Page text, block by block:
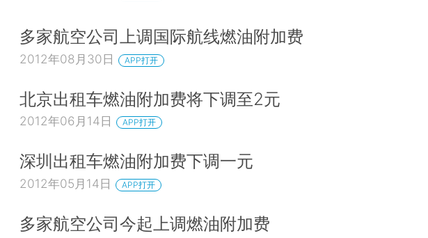
多家航空公司上调国际航线燃油附加费
2012年08月30日 APP打开
北京出租车燃油附加费将下调至2元
2012年06月14日 APP打开
深圳出租车燃油附加费下调一元
2012年05月14日 APP打开
多家航空公司今起上调燃油附加费